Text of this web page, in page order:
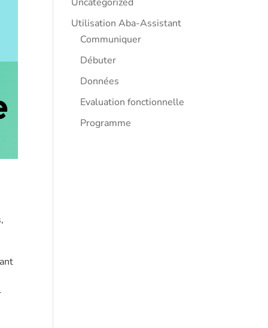
Utilisation Aba-Assistant
Communiquer
Débuter
Données
Evaluation fonctionnelle
Programme